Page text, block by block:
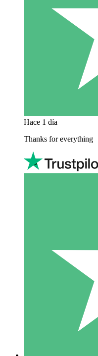
Hace 1 día
Thanks for everything